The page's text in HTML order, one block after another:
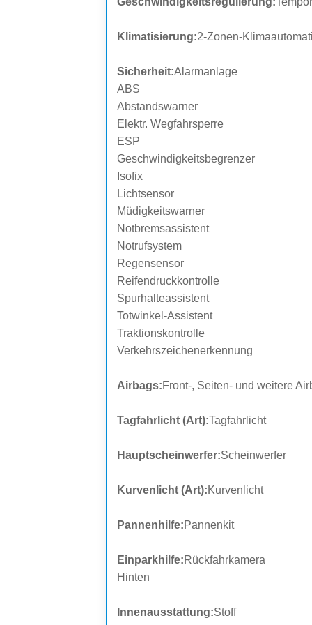
Klimatisierung:2-Zonen-
Sicherheit:Alarmanlage
ABS
Abstandswarner
Elektr. Wegfahrsperre
ESP
Geschwindigkeitsbegrenzer
Isofix
Lichtsensor
Müdigkeitswarner
Notbremsassistent
Notrufsystem
Regensensor
Reifendruckkontrolle
Spurhalteassistent
Totwinkel-Assistent
Traktionskontrolle
Verkehrszeichenerkennung
Airbags:Front-, Seiten- und weitere
Tagfahrlicht (Art):Tagfahrlicht
Hauptscheinwerfer:Scheinwerfer
Kurvenlicht (Art):Kurvenlicht
Pannenhilfe:Pannenkit
Einparkhilfe:Rückfahrkamera
Hinten
Innenausstattung:Stoff